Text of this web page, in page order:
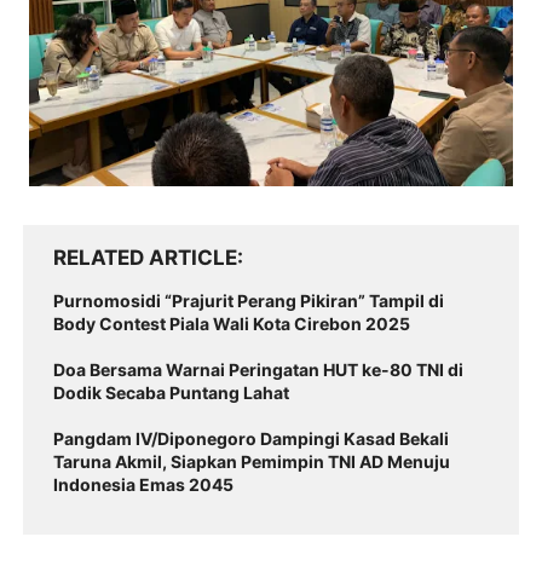
RELATED ARTICLE
Purnomosidi “Prajurit Perang Pikiran” Tampil di
Body Contest Piala Wali Kota Cirebon 2025
Doa Bersama Warnai Peringatan HUT ke-80 TNI di
Dodik Secaba Puntang Lahat
Pangdam IV/Diponegoro Dampingi Kasad Bekali
Taruna Akmil, Siapkan Pemimpin TNI AD Menuju
Indonesia Emas 2045